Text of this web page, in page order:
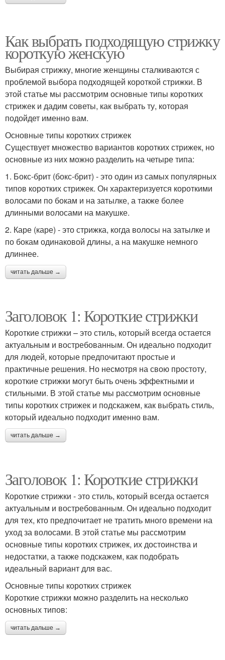
Как выбрать подходящую стрижку
короткую женскую
Выбирая стрижку, многие женщины сталкиваются с
проблемой выбора подходящей короткой стрижки. В
этой статье мы рассмотрим основные типы коротких
стрижек и дадим советы, как выбрать ту, которая
подойдет именно вам.
Основные типы коротких стрижек
Существует множество вариантов коротких стрижек, но
основные из них можно разделить на четыре типа:
1. Бокс-брит (бокс-брит) - это один из самых популярных
типов коротких стрижек. Он характеризуется короткими
волосами по бокам и на затылке, а также более
длинными волосами на макушке.
2. Каре (каре) - это стрижка, когда волосы на затылке и
по бокам одинаковой длины, а на макушке немного
длиннее.
читать дальше →
Заголовок 1: Короткие стрижки
Короткие стрижки – это стиль, который всегда остается
актуальным и востребованным. Он идеально подходит
для людей, которые предпочитают простые и
практичные решения. Но несмотря на свою простоту,
короткие стрижки могут быть очень эффектными и
стильными. В этой статье мы рассмотрим основные
типы коротких стрижек и подскажем, как выбрать стиль,
который идеально подходит именно вам.
читать дальше →
Заголовок 1: Короткие стрижки
Короткие стрижки - это стиль, который всегда остается
актуальным и востребованным. Он идеально подходит
для тех, кто предпочитает не тратить много времени на
уход за волосами. В этой статье мы рассмотрим
основные типы коротких стрижек, их достоинства и
недостатки, а также подскажем, как подобрать
идеальный вариант для вас.
Основные типы коротких стрижек
Короткие стрижки можно разделить на несколько
основных типов:
читать дальше →